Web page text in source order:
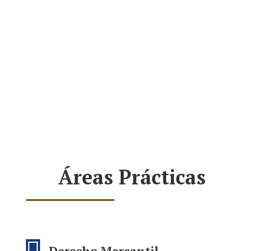
Áreas Prácticas